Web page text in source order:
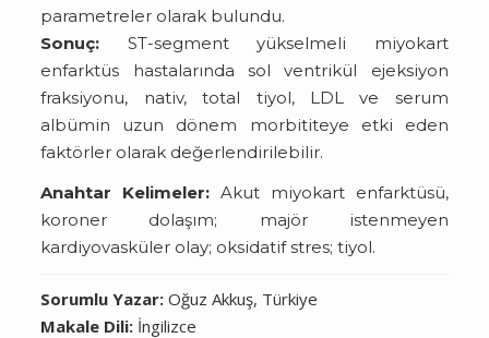
parametreler olarak bulundu.
Sonuç: ST-segment yükselmeli miyokart
enfarktüs hastalarında sol ventrikül ejeksiyon
fraksiyonu, nativ, total tiyol, LDL ve serum
albümin uzun dönem morbititeye etki eden
faktörler olarak değerlendirilebilir.
Anahtar Kelimeler: Akut miyokart enfarktüsü,
koroner dolaşım; majör istenmeyen
kardiyovasküler olay; oksidatif stres; tiyol.
Sorumlu Yazar:Oğuz Akkuş, Türkiye
Makale Dili: İngilizce